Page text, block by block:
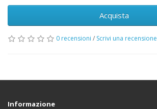
Acquista
0 recensioni / Scrivi una recensione
Informazione